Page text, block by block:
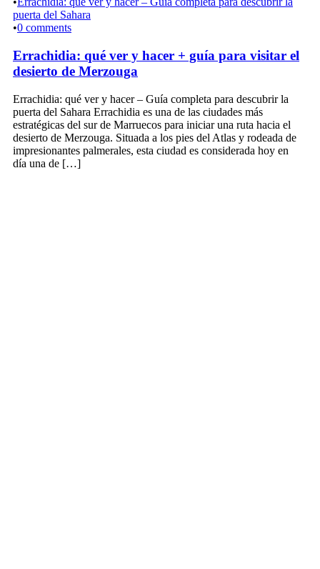
puerta del Sahara
•0 comments
Errachidia: qué ver y hacer + guía para visitar el
desierto de Merzouga
Errachidia: qué ver y hacer – Guía completa para descubrir la
puerta del Sahara Errachidia es una de las ciudades más
estratégicas del sur de Marruecos para iniciar una ruta hacia el
desierto de Merzouga. Situada a los pies del Atlas y rodeada de
impresionantes palmerales, esta ciudad es considerada hoy en
día una de […]